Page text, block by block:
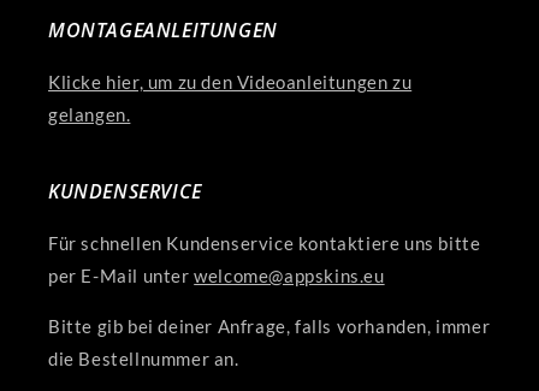
MONTAGEANLEITUNGEN
Klicke hier, um zu den Videoanleitungen zu
gelangen.
KUNDENSERVICE
Für schnellen Kundenservice kontaktiere uns bitte
per E-Mail unterwelcome@appskins.eu
Bitte gib bei deiner Anfrage, falls vorhanden, immer
die Bestellnummer an.